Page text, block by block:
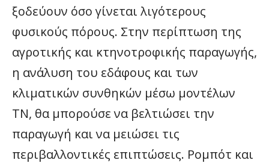
ξοδεύουν όσο γίνεται λιγότερους
φυσικούς πόρους. Στην περίπτωση της
αγροτικής και κτηνοτροφικής παραγωγής,
η ανάλυση του εδάφους και των
κλιματικών συνθηκών μέσω μοντέλων
ΤΝ, θα μπορούσε να βελτιώσει την
παραγωγή και να μειώσει τις
περιβαλλοντικές επιπτώσεις. Ρομπότ και